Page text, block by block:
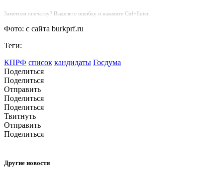
Заметили опечатку? Выделите ошибку и нажмите Ctrl+Enter.
Фото: с сайта burkprf.ru
Теги:
КПРФ список кандидаты Госдума
Поделиться
Поделиться
Отправить
Поделиться
Поделиться
Твитнуть
Отправить
Поделиться
Другие новости